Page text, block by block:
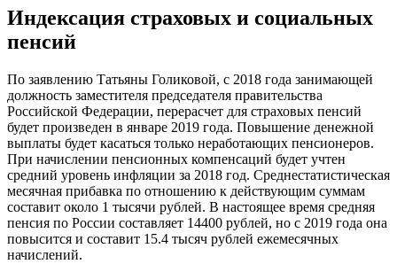
Индексация страховых и социальных
пенсий
По заявлению Татьяны Голиковой, с 2018 года занимающей
должность заместителя председателя правительства
Российской Федерации, перерасчет для страховых пенсий
будет произведен в январе 2019 года. Повышение денежной
выплаты будет касаться только неработающих пенсионеров.
При начислении пенсионных компенсаций будет учтен
средний уровень инфляции за 2018 год. Среднестатистическая
месячная прибавка по отношению к действующим суммам
составит около 1 тысячи рублей. В настоящее время средняя
пенсия по России составляет 14400 рублей, но с 2019 года она
повысится и составит 15.4 тысяч рублей ежемесячных
начислений.